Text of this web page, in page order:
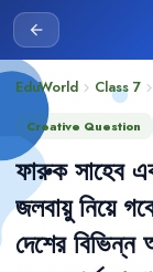
arrow_back
EduWorld chevron_right Class 7 chevron_right
Creative Question
ফারুক সাহেব
জলবায়ু নিয়ে
দেশের বিভিন্ন